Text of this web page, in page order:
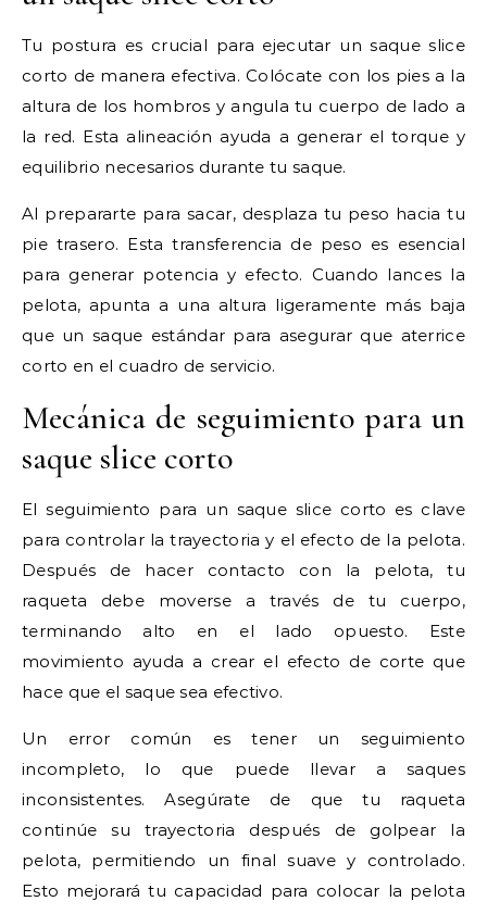
Tu postura es crucial para ejecutar un saque slice
corto de manera efectiva. Colócate con los pies a la
altura de los hombros y angula tu cuerpo de lado a
la red. Esta alineación ayuda a generar el torque y
equilibrio necesarios durante tu saque.
Al prepararte para sacar, desplaza tu peso hacia tu
pie trasero. Esta transferencia de peso es esencial
para generar potencia y efecto. Cuando lances la
pelota, apunta a una altura ligeramente más baja
que un saque estándar para asegurar que aterrice
corto en el cuadro de servicio.
Mecánica de seguimiento para un
saque slice corto
El seguimiento para un saque slice corto es clave
para controlar la trayectoria y el efecto de la pelota.
Después de hacer contacto con la pelota, tu
raqueta debe moverse a través de tu cuerpo,
terminando alto en el lado opuesto. Este
movimiento ayuda a crear el efecto de corte que
hace que el saque sea efectivo.
Un error común es tener un seguimiento
incompleto, lo que puede llevar a saques
inconsistentes. Asegúrate de que tu raqueta
continúe su trayectoria después de golpear la
pelota, permitiendo un final suave y controlado.
Esto mejorará tu capacidad para colocar la pelota